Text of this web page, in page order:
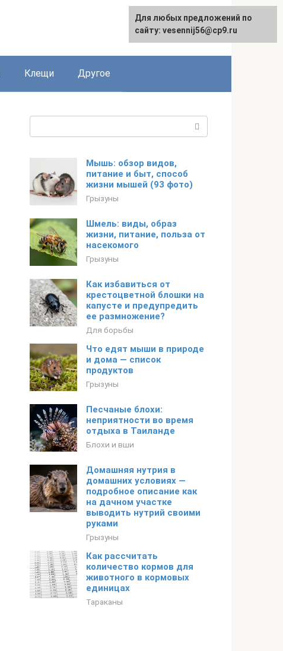
English
Клещи Другое
Мышь: обзор видов,
питание и быт, способ
жизни мышей (93 фото)
Грызуны
Шмель: виды, образ
жизни, питание, польза от
насекомого
Грызуны
Как избавиться от
крестоцветной блошки на
капусте и предупредить
ее размножение?
Для борьбы
Что едят мыши в природе
и дома — список
продуктов
Грызуны
Песчаные блохи:
неприятности во время
отдыха в Таиланде
Блохи и вши
Домашняя нутрия в
домашних условиях —
подробное описание как
на дачном участке
выводить нутрий своими
руками
Грызуны
Как рассчитать
количество кормов для
животного в кормовых
единицах
Тараканы
Для любых предложений по
сайту: vesennij56@cp9.ru